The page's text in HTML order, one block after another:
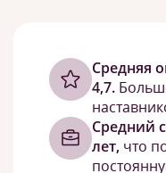
Cредняя
4,7.
Средний
лет, что